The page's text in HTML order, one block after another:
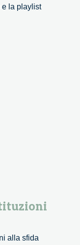
e la playlist
alla sfida